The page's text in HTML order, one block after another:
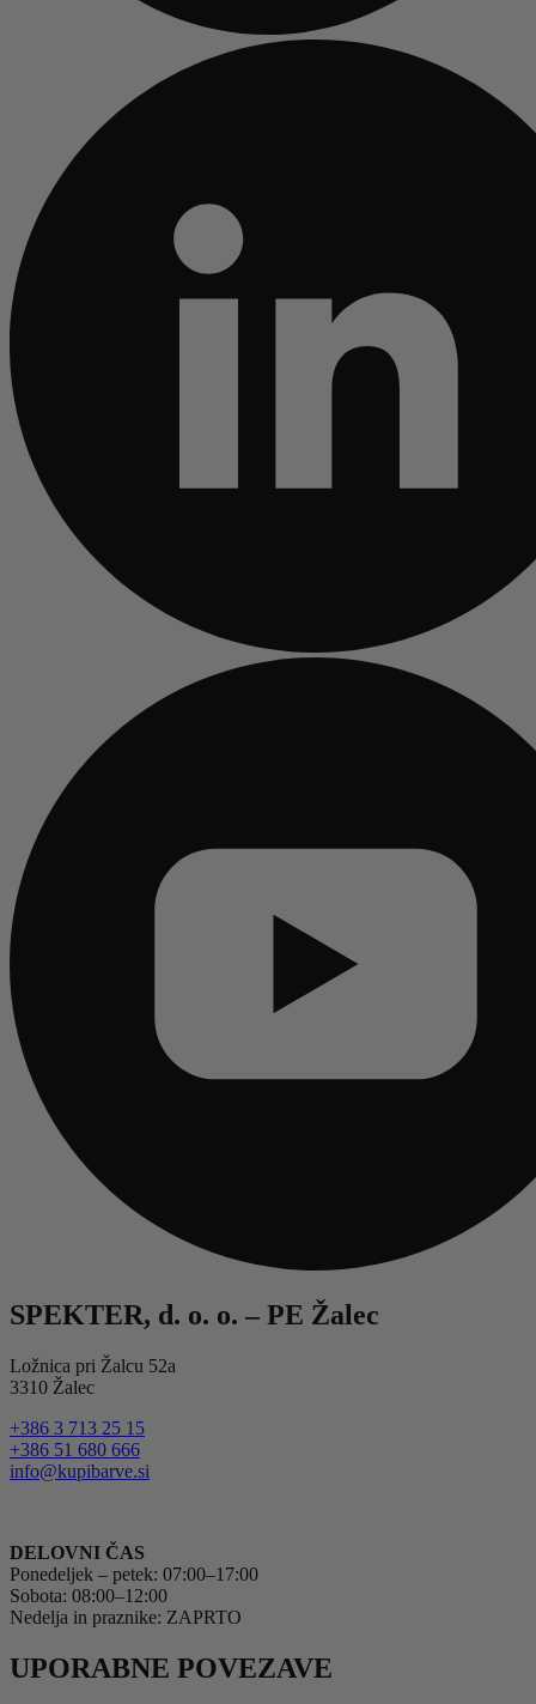
SPEKTER, d. o. o. – PE Žalec
Ložnica pri Žalcu 52a
3310 Žalec
+386 3 713 25 15
+386 51 680 666
info@kupibarve.si
DELOVNI ČAS
Ponedeljek – petek: 07:00–17:00
Sobota: 08:00–12:00
Nedelja in praznike: ZAPRTO
UPORABNE POVEZAVE